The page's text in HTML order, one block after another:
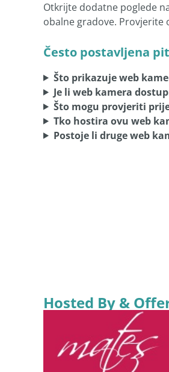
Otkrijte dodatne poglede
obalne gradove. Provjerite
Često postavljena
Što prikazuje web
Je li web kamera
Što mogu provjeriti
Tko hostira ovu web
Postoje li druge web
Hosted By &